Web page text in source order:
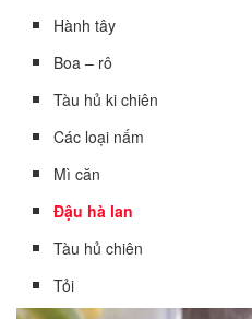
Hành tây
Boa – rô
Tàu hủ ki chiên
Các loại nấm
Mì căn
Đậu hà lan
Tàu hủ chiên
Tỏi